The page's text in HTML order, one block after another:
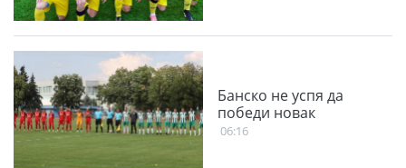
Банско не успя да
победи новак
06:16